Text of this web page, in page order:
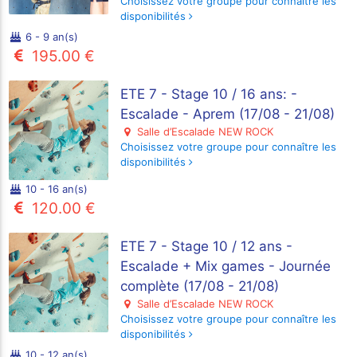
disponibilités
6 - 9 an(s)
195.00 €
ETE 7 - Stage 10 / 16 ans: -
Escalade - Aprem (17/08 - 21/08)
Salle d’Escalade NEW ROCK
Choisissez votre groupe pour connaître les
disponibilités
10 - 16 an(s)
120.00 €
ETE 7 - Stage 10 / 12 ans -
Escalade + Mix games - Journée
complète (17/08 - 21/08)
Salle d’Escalade NEW ROCK
Choisissez votre groupe pour connaître les
disponibilités